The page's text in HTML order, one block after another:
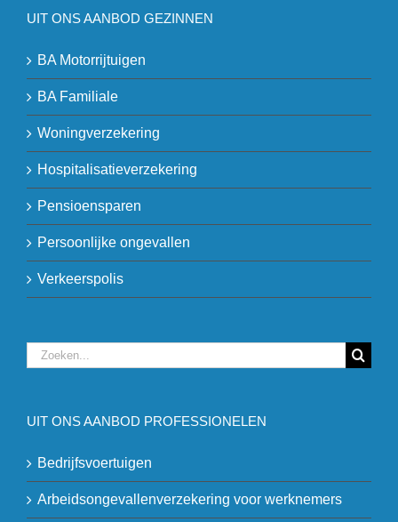
UIT ONS AANBOD GEZINNEN
BA Motorrijtuigen
BA Familiale
Woningverzekering
Hospitalisatieverzekering
Pensioensparen
Persoonlijke ongevallen
Verkeerspolis
Zoeken
naar:
UIT ONS AANBOD PROFESSIONELEN
Bedrijfsvoertuigen
Arbeidsongevallenverzekering voor werknemers